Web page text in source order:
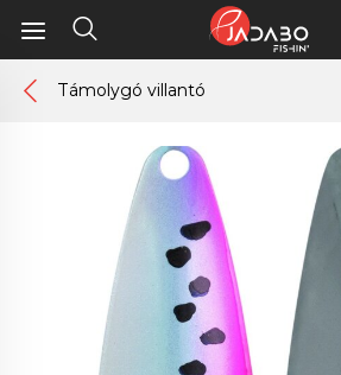
Támolygó villantó